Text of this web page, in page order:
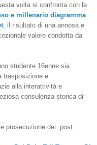
volta si confronta con la
e millenario diagramma
, il risultato di una annosa e
valore condotta da
studente 16enne sia
trasposizione e
alla interattività e
consulenza storica di
prosecuzione dei post: